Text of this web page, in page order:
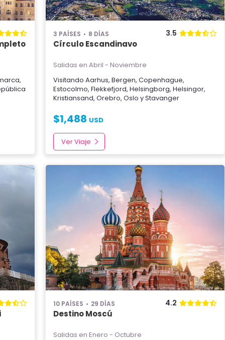
,
3 PAÍSES 8 DÍAS 3.5
Círculo Escandinavo
Salidas en Abril - Noviembre
Visitando Aarhus, Bergen, Copenhague,
Estocolmo, Flekkefjord, Helsingborg, Helsingor,
Kristiansand, Orebro, Oslo yStavanger
$1,488 USD
Ver Viaje
10 PAÍSES 29 DÍAS 4.2
Destino Moscú
Salidas en Enero - Octubre